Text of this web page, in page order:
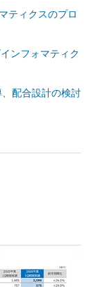
ティクスのプロ
ンフォマティク
配合設計の検討